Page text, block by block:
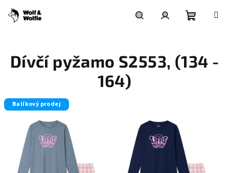
obsah
košík
Dívčí pyžamo S2553, (134 -
164)
Balíkový prodej